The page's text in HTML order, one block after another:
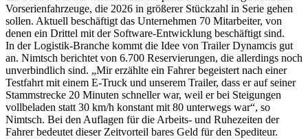
Vorserienfahrzeuge, die 2026 in größerer Stückzahl in Serie gehen
sollen. Aktuell beschäftigt das Unternehmen 70 Mitarbeiter, von
denen ein Drittel mit der Software-Entwicklung beschäftigt sind.
In der Logistik-Branche kommt die Idee von Trailer Dynamcis gut
an. Nimtsch berichtet von 6.700 Reservierungen, die allerdings noch
unverbindlich sind. „Mir erzählte ein Fahrer begeistert nach einer
Testfahrt mit einem E-Truck und unserem Trailer, dass er auf seiner
Stammstrecke 20 Minuten schneller war, weil er bei Steigungen
vollbeladen statt 30 km/h konstant mit 80 unterwegs war“, so
Nimtsch. Bei den Auflagen für die Arbeits- und Ruhezeiten der
Fahrer bedeutet dieser Zeitvorteil bares Geld für den Spediteur.